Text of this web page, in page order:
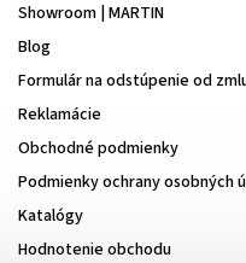
Showroom | MARTIN
Blog
Formulár na odstúpenie od
Reklamácie
Obchodné podmienky
Podmienky ochrany osobných
Katalógy
Hodnotenie obchodu